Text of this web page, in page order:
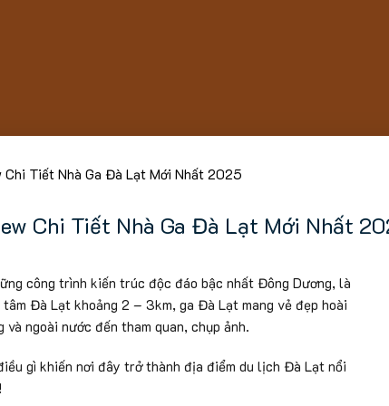
Chi Tiết Nhà Ga Đà Lạt Mới Nhất 2025
Chi Tiết Nhà Ga Đà Lạt Mới Nhất
công trình kiến trúc độc đáo bậc nhất Đông Dương, là
Đà Lạt khoảng 2 – 3km, ga Đà Lạt mang vẻ đẹp hoài
ngoài nước đến tham quan, chụp ảnh.
gì khiến nơi đây trở thành địa điểm du lịch Đà Lạt nổi